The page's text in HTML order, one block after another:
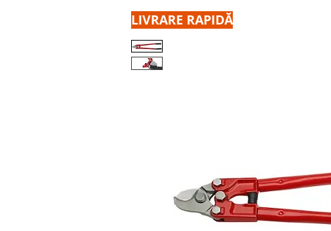
LIVRARE RAPIDĂ